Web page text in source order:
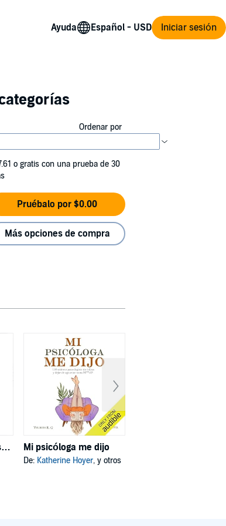
Ayuda Iniciar sesión
Ordenar por
o gratis con una prueba de 30
Pruébalo por $0.00
Más opciones de compra
Hábitos atómicos (Español neutro) Mi psicóloga me dijo
De: Katherine Hoyer, y otros